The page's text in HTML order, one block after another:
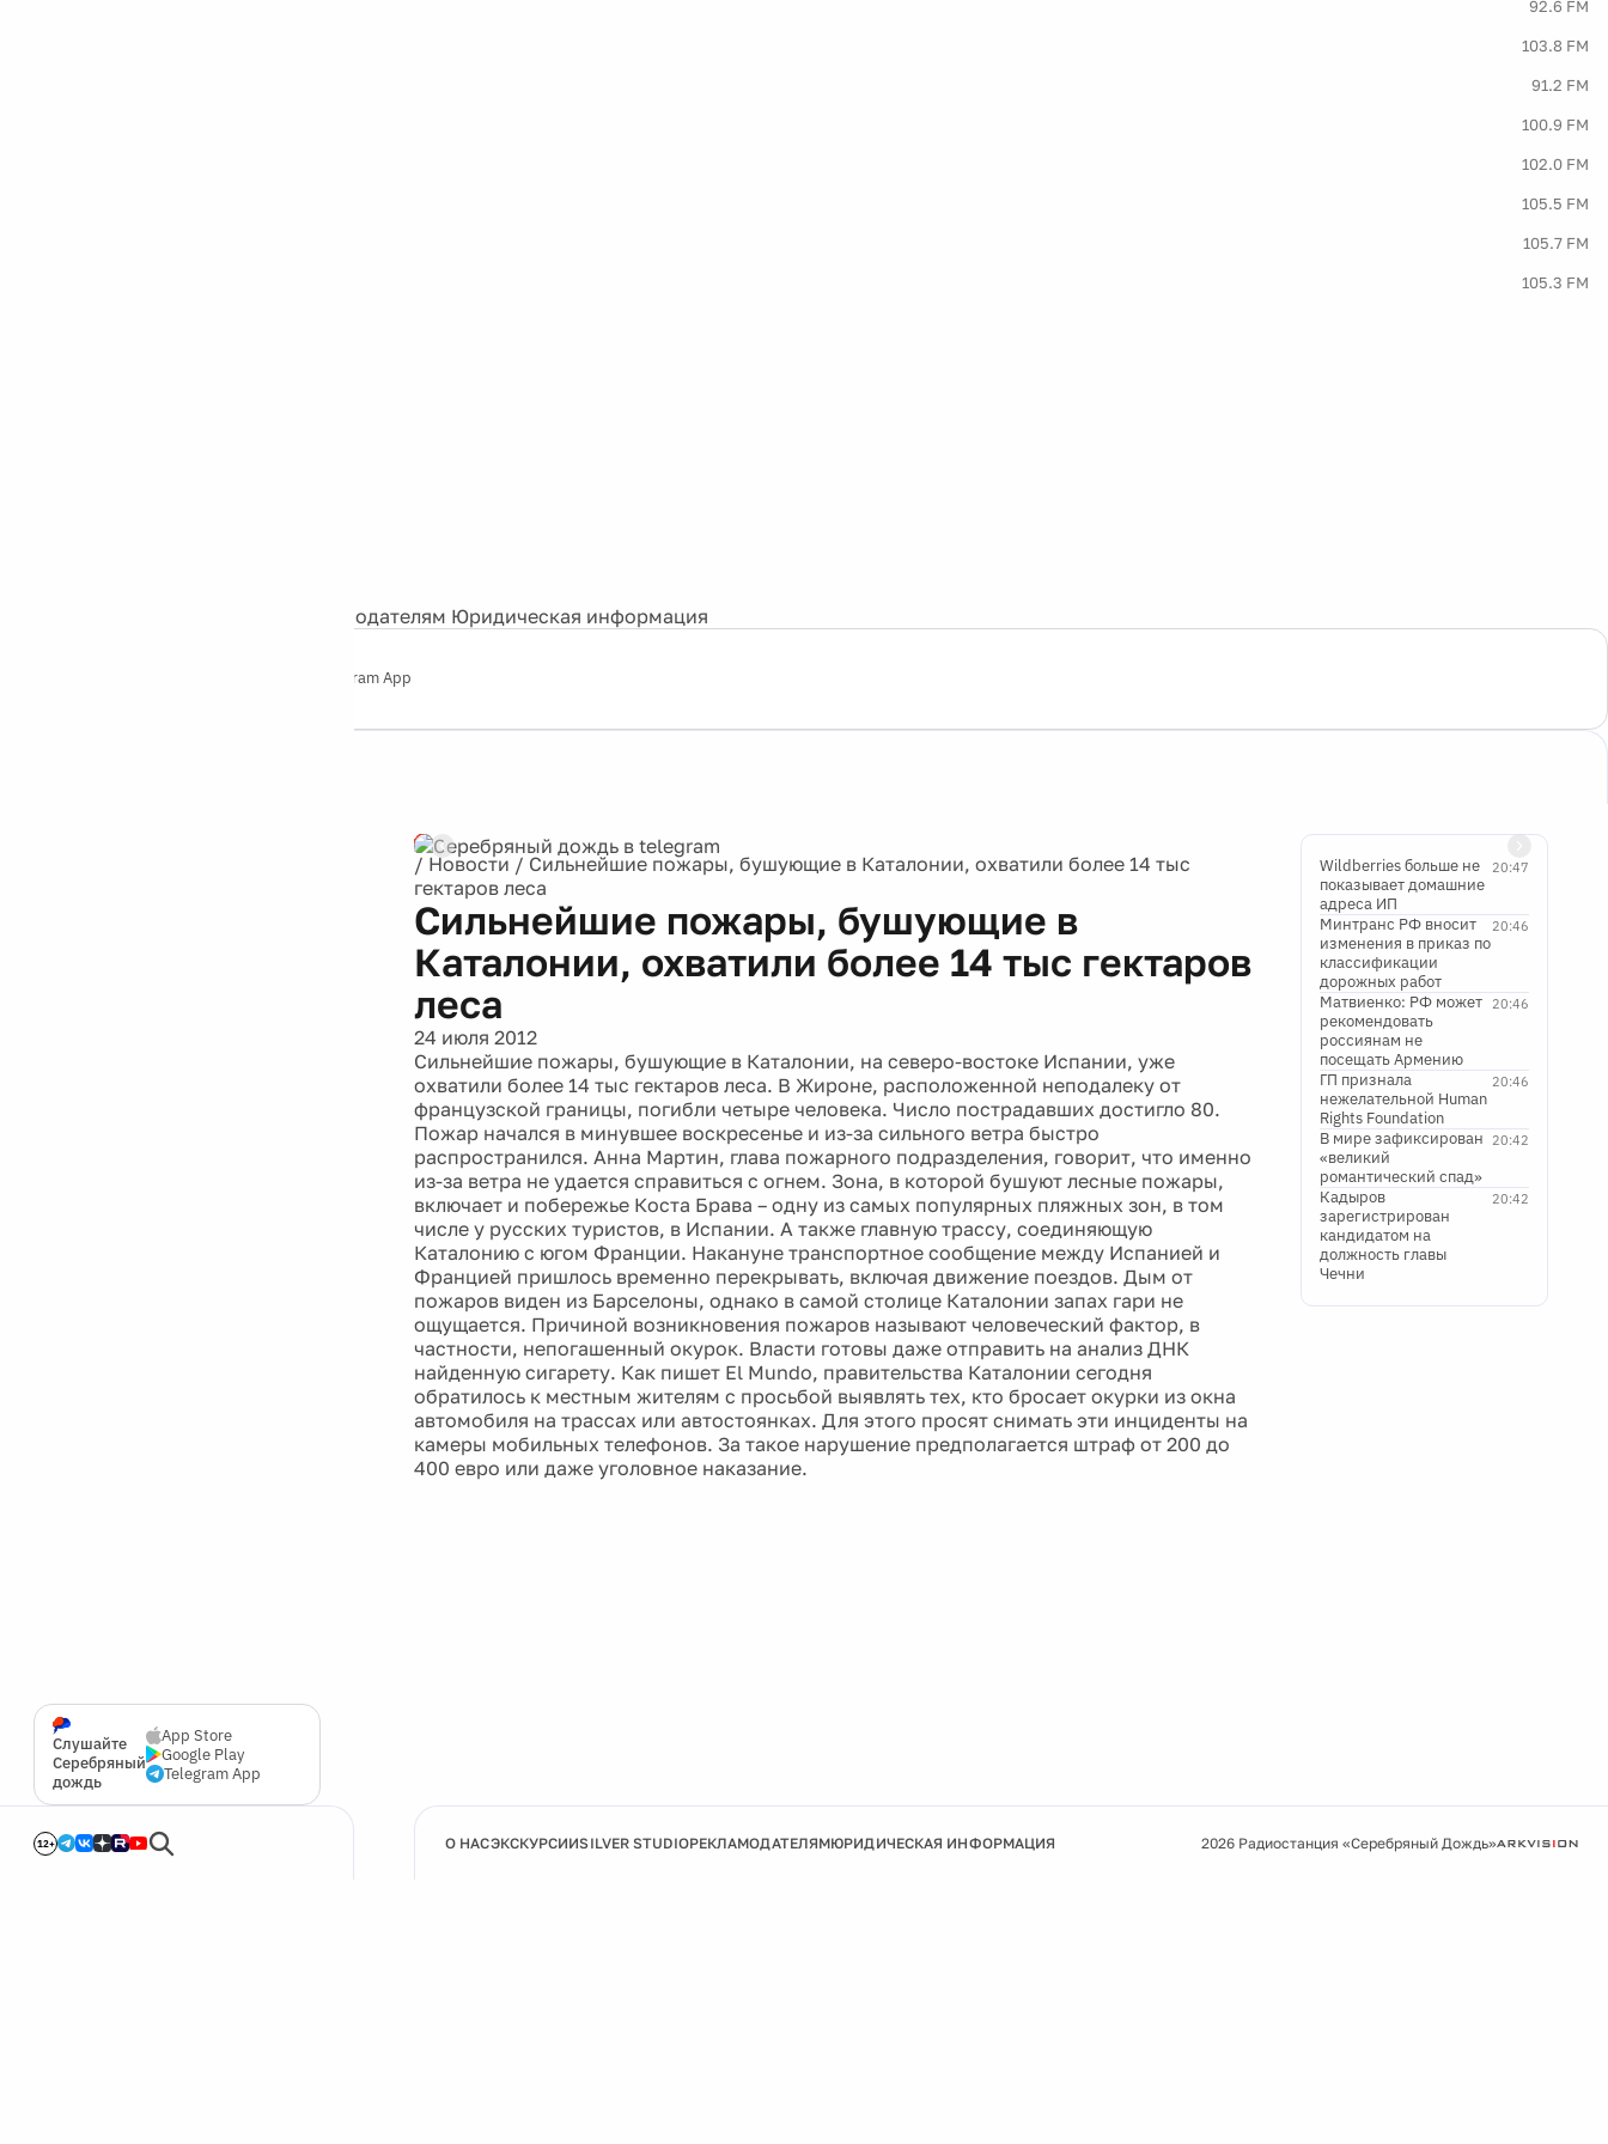
92.6 FM
103.8 FM
91.2 FM
100.9 FM
102.0 FM
105.5 FM
105.7 FM
105.3 FM
Рекламодателям Юридическая информация
Telegram App
Слушайте
Серебряный
дождь
App Store
Google Play
Telegram App
12+
/ Новости / Сильнейшие пожары, бушующие в Каталонии, охватили более 14 тыс
гектаров леса
Сильнейшие пожары, бушующие в
Каталонии, охватили более 14 тыс гектаров
леса
24 июля 2012
Сильнейшие пожары, бушующие в Каталонии, на северо-востоке Испании, уже
охватили более 14 тыс гектаров леса. В Жироне, расположенной неподалеку от
французской границы, погибли четыре человека. Число пострадавших достигло 80.
Пожар начался в минувшее воскресенье и из-за сильного ветра быстро
распространился. Анна Мартин, глава пожарного подразделения, говорит, что именно
из-за ветра не удается справиться с огнем. Зона, в которой бушуют лесные пожары,
включает и побережье Коста Брава – одну из самых популярных пляжных зон, в том
числе у русских туристов, в Испании. А также главную трассу, соединяющую
Каталонию с югом Франции. Накануне транспортное сообщение между Испанией и
Францией пришлось временно перекрывать, включая движение поездов. Дым от
пожаров виден из Барселоны, однако в самой столице Каталонии запах гари не
ощущается. Причиной возникновения пожаров называют человеческий фактор, в
частности, непогашенный окурок. Власти готовы даже отправить на анализ ДНК
найденную сигарету. Как пишет El Mundo, правительства Каталонии сегодня
обратилось к местным жителям с просьбой выявлять тех, кто бросает окурки из окна
автомобиля на трассах или автостоянках. Для этого просят снимать эти инциденты на
камеры мобильных телефонов. За такое нарушение предполагается штраф от 200 до
400 евро или даже уголовное наказание.
20:47
Wildberries больше не
показывает домашние
адреса ИП
20:46
Минтранс РФ вносит
изменения в приказ по
классификации
дорожных работ
20:46
Матвиенко: РФ может
рекомендовать
россиянам не
посещать Армению
20:46
ГП признала
нежелательной Human
Rights Foundation
20:42
В мире зафиксирован
«великий
романтический спад»
20:42
Кадыров
зарегистрирован
кандидатом на
должность главы
Чечни
О НАСЭКСКУРСИИSILVER STUDIOРЕКЛАМОДАТЕЛЯМЮРИДИЧЕСКАЯ ИНФОРМАЦИЯ 2026 Радиостанция «Серебряный Дождь»